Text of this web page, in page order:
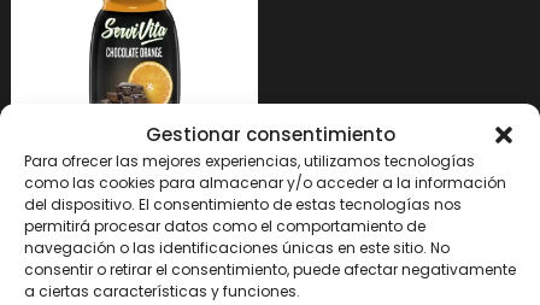
Gestionar consentimiento
Para ofrecer las mejores experiencias, utilizamos tecnologías
como las cookies para almacenar y/o acceder a la información
del dispositivo. El consentimiento de estas tecnologías nos
permitirá procesar datos como el comportamiento de
navegación o las identificaciones únicas en este sitio. No
consentir o retirar el consentimiento, puede afectar negativamente
a ciertas características y funciones.
SALSA ZERO 320 ML
Naranja Chocolate
SERVIVITA
3.90€